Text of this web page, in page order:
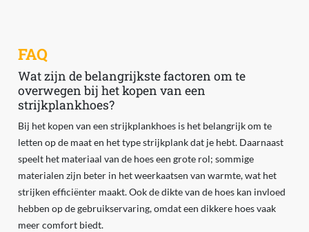
FAQ
Wat zijn de belangrijkste factoren om te
overwegen bij het kopen van een
strijkplankhoes?
Bij het kopen van een strijkplankhoes is het belangrijk om te
letten op de maat en het type strijkplank dat je hebt. Daarnaast
speelt het materiaal van de hoes een grote rol; sommige
materialen zijn beter in het weerkaatsen van warmte, wat het
strijken efficiënter maakt. Ook de dikte van de hoes kan invloed
hebben op de gebruikservaring, omdat een dikkere hoes vaak
meer comfort biedt.